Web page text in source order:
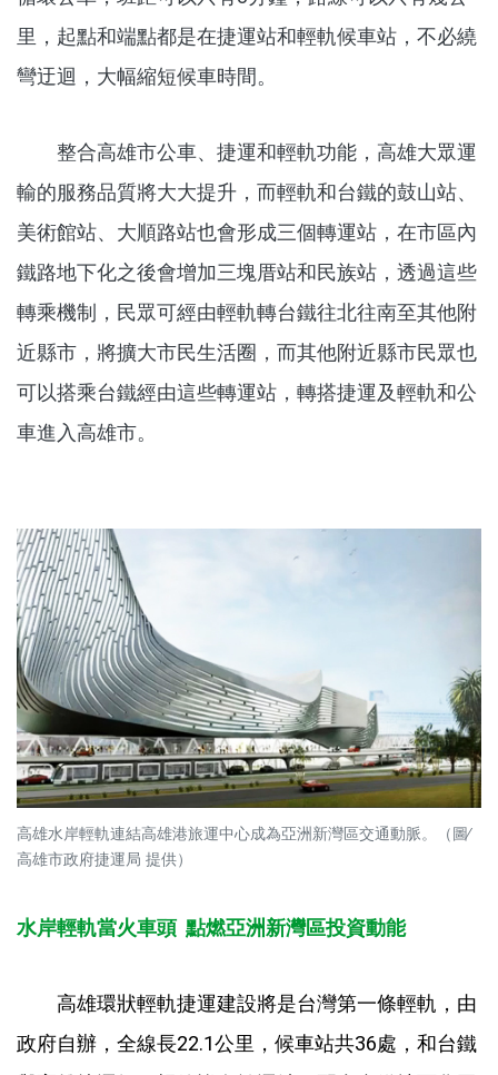
里，起點和端點都是在捷運站和輕軌候車站，不必繞
彎迂迴，大幅縮短候車時間。
整合高雄市公車、捷運和輕軌功能，高雄大眾運
輸的服務品質將大大提升，而輕軌和台鐵的鼓山站、
美術館站、大順路站也會形成三個轉運站，在市區內
鐵路地下化之後會增加三塊厝站和民族站，透過這些
轉乘機制，民眾可經由輕軌轉台鐵往北往南至其他附
近縣市，將擴大市民生活圈，而其他附近縣市民眾也
可以搭乘台鐵經由這些轉運站，轉搭捷運及輕軌和公
車進入高雄市。
高雄水岸輕軌連結高雄港旅運中心成為亞洲新灣區交通動脈。（圖∕
高雄市政府捷運局 提供）
水岸輕軌當火車頭 點燃亞洲新灣區投資動能
高雄環狀輕軌捷運建設將是台灣第一條輕軌，由
政府自辦，全線長22.1公里，候車站共36處，和台鐵